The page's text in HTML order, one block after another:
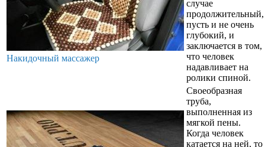
Накидочный массажер
случае
продолжительный,
пусть и не очень
глубокий, и
заключается в том,
что человек
надавливает на
ролики спиной.
Своеобразная
труба,
выполненная из
мягкой пены.
Когда человек
катается на ней, то